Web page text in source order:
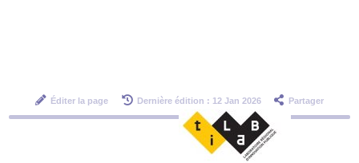
Éditer la page Dernière édition : 12 Jan 2026 Partager